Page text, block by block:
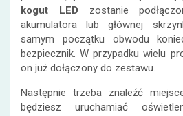
kogut LED zostanie
akumulatora lub głównej
samym początku obwodu
bezpiecznik. W przypadku wielu
on już dołączony do zestawu.
Następnie trzeba znaleźć
będziesz uruchamiać